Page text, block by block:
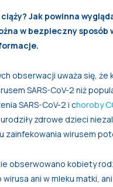
Jak powinna
w bezpieczny
obserwacji uważa się, że
SARS-CoV-2 niż
SARS-CoV-2 i choroby
zdrowe dzieci
wirusem
obserwowano kobiety
ani w mleku matki,